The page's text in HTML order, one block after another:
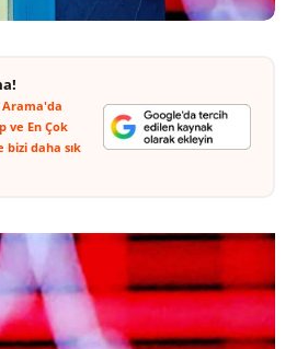
Arama'da
ve En Çok
daha sık